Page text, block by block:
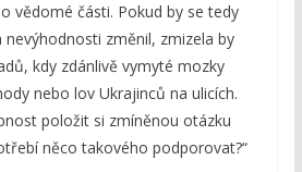
vědomé části. Pokud by se tedy
změnil, zmizela by
kdy zdánlivě vymyté mozky
nebo lov Ukrajinců na ulicích.
položit si zmíněnou otázku
něco takového podporovat?“